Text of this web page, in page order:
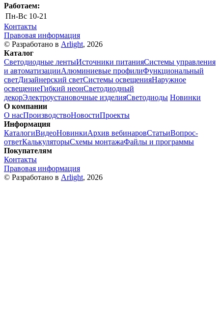
Работаем:
Пн-Вс 10-21
Контакты
Правовая информация
© Разработано в Arlight, 2026
Каталог
Светодиодные лентыИсточники питанияСистемы управления
и автоматизацииАлюминиевые профилиФункциональный
светДизайнерский светСистемы освещенияНаружное
освещениеГибкий неонСветодиодный
декорЭлектроустановочные изделияСветодиоды Новинки
О компании
О насПроизводствоНовостиПроекты
Информация
КаталогиВидеоНовинкиАрхив вебинаровСтатьиВопрос-
ответКалькуляторыСхемы монтажаФайлы и программы
Покупателям
Контакты
Правовая информация
© Разработано в Arlight, 2026